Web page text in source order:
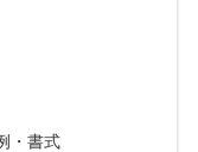
・書式